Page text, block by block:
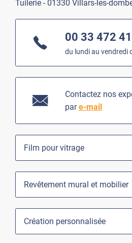
Tuilerie - 01330 Villars-les-
00 33 472
du lundi au vendredi
Contactez nos
pare-mail
Film pour vitrage
Revêtement mural et mobilier
Création personnalisée